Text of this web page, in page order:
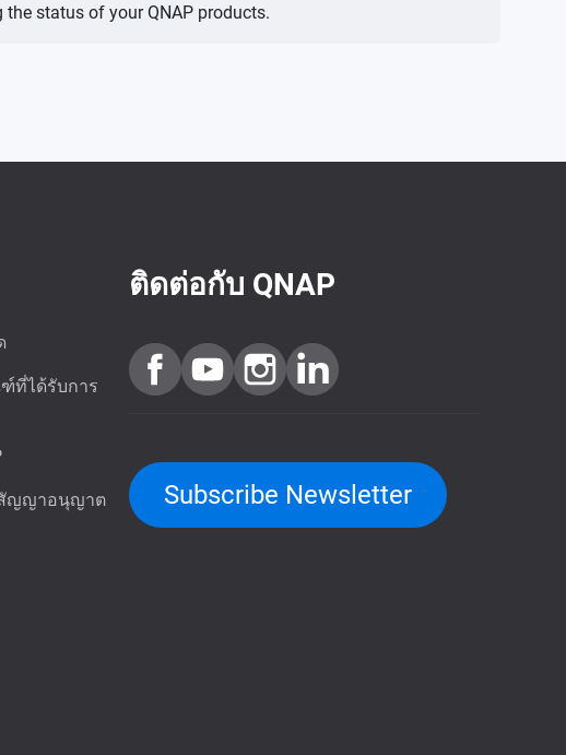
status of your QNAP products.
ที่ได้รับการ
ญญาอนุญาต
ติดต่อกับ QNAP
Subscribe Newsletter